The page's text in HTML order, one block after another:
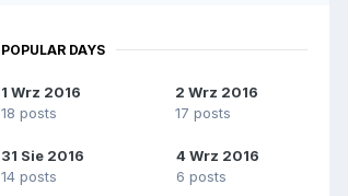
POPULAR DAYS
1 Wrz 2016
18 posts
2 Wrz 2016
17 posts
31 Sie 2016
14 posts
4 Wrz 2016
6 posts